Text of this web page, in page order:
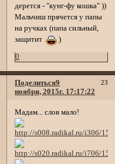
дерется - "кунг-фу кошка" ))
Мальчиш прячется у папы
на ручках (папа сильный,
защитит
)
0
Поделиться 23
9
ноября, 2015г. 17:17:22
Мадам... слов мало!